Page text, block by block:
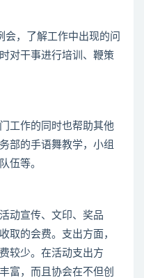
，了解工作中出现的问
对干事进行培训、鞭策
作的同时也帮助其他
部的手语舞教学，小组
伍等。
宣传、文印、奖品
取的会费。支出方面，
较少。在活动支出方
富，而且协会在不但创